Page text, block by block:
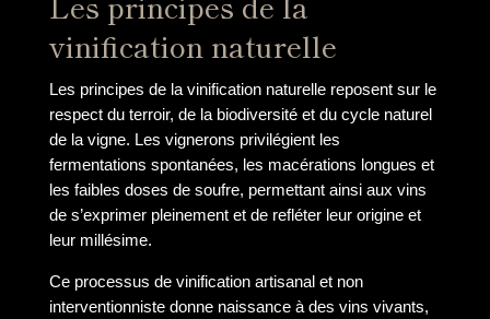
vinification naturelle
Les principes de la vinification naturelle reposent sur le
respect du terroir, de la biodiversité et du cycle naturel
de la vigne. Les vignerons privilégient les
fermentations spontanées, les macérations longues et
les faibles doses de soufre, permettant ainsi aux vins
de s’exprimer pleinement et de refléter leur origine et
leur millésime.
Ce processus de vinification artisanal et non
interventionniste donne naissance à des vins vivants,